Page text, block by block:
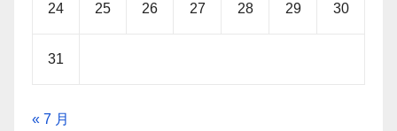
24 25 26 27 28 29 30
31
« 7 月